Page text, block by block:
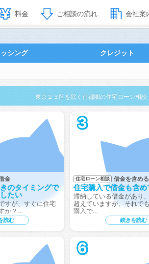
シング クレジット
東京２３区を除く首都圏の住宅ローン相談
金
のタイミングで
たい
すが、すぐに住宅
か？…
読む
3
住宅ローン相談 借金を含める
住宅購入で借金も含め
滞納している借金があり
超えていますが、それで
購入で…
続きを読む
6
料金 ご相談の流れ 会社案